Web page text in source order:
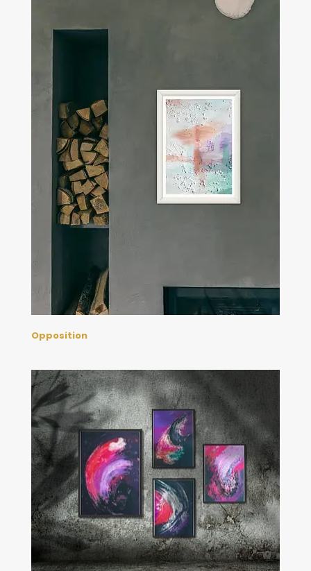
Opposition